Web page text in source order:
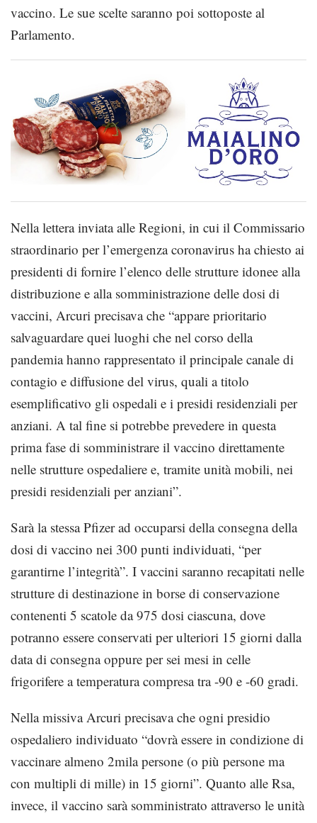
vaccino. Le sue scelte saranno poi sottoposte al
Parlamento.
Nella lettera inviata alle Regioni, in cui il Commissario
straordinario per l’emergenza coronavirus ha chiesto ai
presidenti di fornire l’elenco delle strutture idonee alla
distribuzione e alla somministrazione delle dosi di
vaccini, Arcuri precisava che “appare prioritario
salvaguardare quei luoghi che nel corso della
pandemia hanno rappresentato il principale canale di
contagio e diffusione del virus, quali a titolo
esemplificativo gli ospedali e i presidi residenziali per
anziani. A tal fine si potrebbe prevedere in questa
prima fase di somministrare il vaccino direttamente
nelle strutture ospedaliere e, tramite unità mobili, nei
presidi residenziali per anziani”.
Sarà la stessa Pfizer ad occuparsi della consegna della
dosi di vaccino nei 300 punti individuati, “per
garantirne l’integrità”. I vaccini saranno recapitati nelle
strutture di destinazione in borse di conservazione
contenenti 5 scatole da 975 dosi ciascuna, dove
potranno essere conservati per ulteriori 15 giorni dalla
data di consegna oppure per sei mesi in celle
frigorifere a temperatura compresa tra -90 e -60 gradi.
Nella missiva Arcuri precisava che ogni presidio
ospedaliero individuato “dovrà essere in condizione di
vaccinare almeno 2mila persone (o più persone ma
con multipli di mille) in 15 giorni”. Quanto alle Rsa,
invece, il vaccino sarà somministrato attraverso le unità